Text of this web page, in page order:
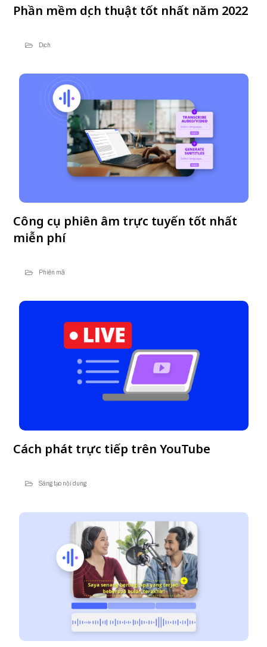
Phần mềm dịch thuật tốt nhất năm 2022
Dịch
Công cụ phiên âm trực tuyến tốt nhất
miễn phí
Phiên mã
Cách phát trực tiếp trên YouTube
Sáng tạo nội dung